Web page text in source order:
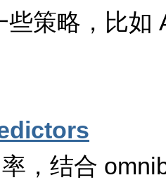
些策略，比如
，结合